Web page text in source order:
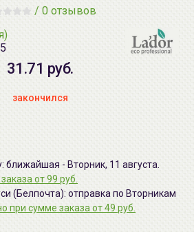
/ 0 отзывов
31.71 руб.
закончился
- Вторник, 11 августа.
от 99 руб.
(Белпочта): отправка по Вторникам
при сумме заказа от 49 руб.